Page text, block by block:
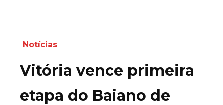
Notícias
Vitória vence primeira
etapa do Baiano de